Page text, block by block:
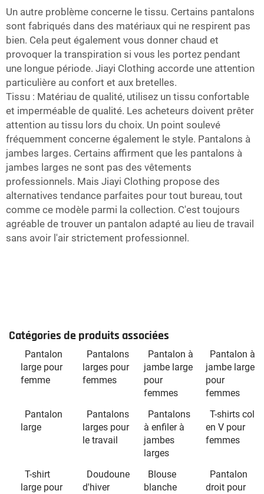
Un autre problème concerne le tissu. Certains pantalons
sont fabriqués dans des matériaux qui ne respirent pas
bien. Cela peut également vous donner chaud et
provoquer la transpiration si vous les portez pendant
une longue période. Jiayi Clothing accorde une attention
particulière au confort et aux bretelles.
Tissu : Matériau de qualité, utilisez un tissu confortable
et imperméable de qualité. Les acheteurs doivent prêter
attention au tissu lors du choix. Un point soulevé
fréquemment concerne également le style. Pantalons à
jambes larges. Certains affirment que les pantalons à
jambes larges ne sont pas des vêtements
professionnels. Mais Jiayi Clothing propose des
alternatives tendance parfaites pour tout bureau, tout
comme ce modèle parmi la collection. C'est toujours
agréable de trouver un pantalon adapté au lieu de travail
sans avoir l'air strictement professionnel.
Catégories de produits associées
Pantalon
large pour
femme
Pantalons
larges pour
femmes
Pantalon à
jambe large
pour
femmes
Pantalon à
jambe large
pour
femmes
Pantalon
large
Pantalons
larges pour
le travail
Pantalons
à enfiler à
jambes
larges
T-shirts col
en V pour
femmes
T-shirt
large pour
Doudoune
d'hiver
Blouse
blanche
Pantalon
droit pour